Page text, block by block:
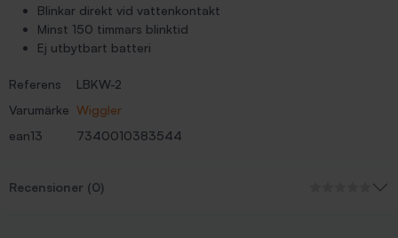
Blinkar direkt vid vattenkontakt
Minst 150 timmars blinktid
Ej utbytbart batteri
Referens
LBKW-2
Varumärke Wiggler
ean13
7340010383544
Recensioner (0)